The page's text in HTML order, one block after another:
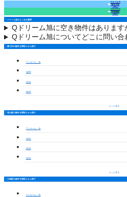
フォームで
来店予約
（無料）
フォームで
空室確認
（無料）
ドリーム旭のよくある質問
Qドリーム旭に空き物件はあります
Qドリーム旭についてどこに問い合
豊川市の物件を間取りから探す
ワンルーム・1K
1LDK
2LDK
3LDK
もっと見る
長山駅の物件を間取りから探す
ワンルーム・1K
1LDK
2LDK
3LDK
もっと見る
江島駅の物件を間取りから探す
ワンルーム・1K